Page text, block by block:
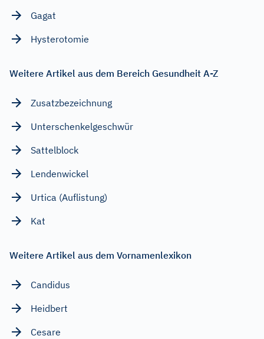
Gagat
Hysterotomie
Weitere Artikel aus dem Bereich Gesundheit A-Z
Zusatzbezeichnung
Unterschenkelgeschwür
Sattelblock
Lendenwickel
Urtica (Auflistung)
Kat
Weitere Artikel aus dem Vornamenlexikon
Candidus
Heidbert
Cesare